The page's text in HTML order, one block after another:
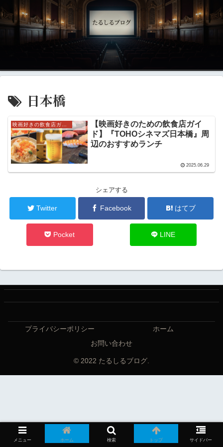
日本橋
映画好きの飲食店ガイド
【映画好きのための飲食店ガイ
ド】『TOHOシネマズ日本橋』周
辺のおすすめランチ
2025.06.29
シェアする
Twitter Facebook はてブ
Pocket LINE
プライバシーポリシー
ホーム
お問い合わせ
© 2022 たるしるブログ.
メニュー ホーム 検索 トップ サイドバー